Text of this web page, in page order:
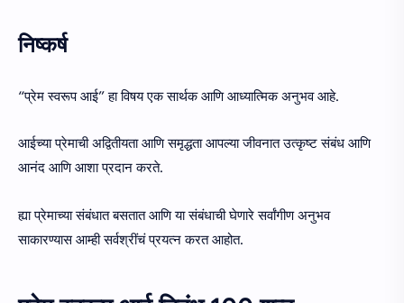
निष्कर्ष
“प्रेम स्वरूप आई” हा विषय एक सार्थक आणि आध्यात्मिक अनुभव आहे.
आईच्या प्रेमाची अद्वितीयता आणि समृद्धता आपल्या जीवनात उत्कृष्ट संबंध आणि
आनंद आणि आशा प्रदान करते.
ह्या प्रेमाच्या संबंधात बसतात आणि या संबंधाची घेणारे सर्वांगीण अनुभव
साकारण्यास आम्ही सर्वश्रींचं प्रयत्न करत आहोत.